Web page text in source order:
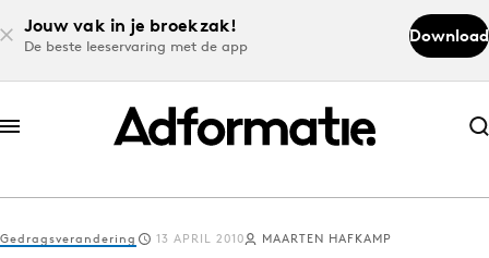
Jouw vak in je broekzak!
De beste leeservaring met de app
Download
Abonneer nu
Abonneer nu
Log in
Gedragsverandering 13 APRIL 2010 MAARTEN HAFKAMP